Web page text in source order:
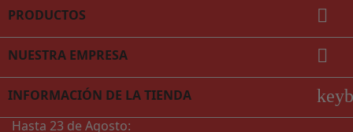
PRODUCTOS 
NUESTRA EMPRESA 
INFORMACIÓN DE LA TIENDA
Hasta 23 de Agosto: